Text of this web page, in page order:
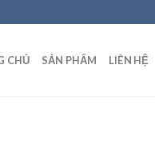
CHỦ SẢN PHẨM LIÊN HỆ